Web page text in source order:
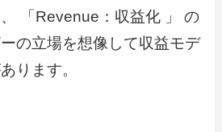
「Revenue：収益化 」 の
の立場を想像して収益モデ
ります。